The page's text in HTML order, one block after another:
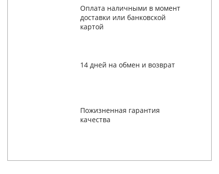
Оплата наличными в момент
доставки или банковской
картой
14 дней на обмен и возврат
Пожизненная гарантия
качества